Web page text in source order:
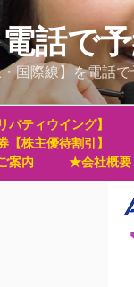
話で
国際線】を電話で
ティウイング】
株主優待割引】
案内
★会社概要